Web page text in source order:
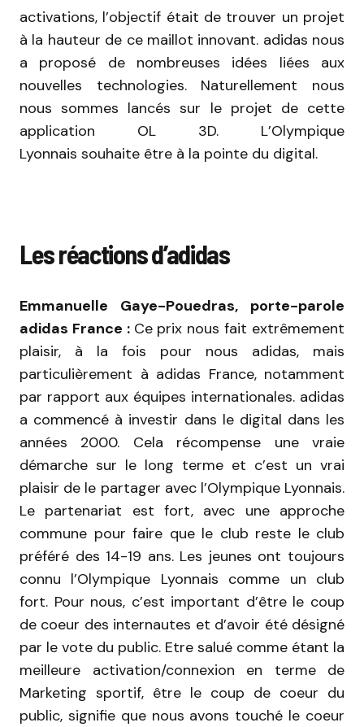
activations, l’objectif était de trouver un projet
à la hauteur de ce maillot innovant. adidas nous
a proposé de nombreuses idées liées aux
nouvelles technologies. Naturellement nous
nous sommes lancés sur le projet de cette
application OL 3D. L’Olympique
Lyonnais souhaite être à la pointe du digital.
Les réactions d’adidas
Emmanuelle Gaye-Pouedras, porte-parole
adidas France : Ce prix nous fait extrêmement
plaisir, à la fois pour nous adidas, mais
particulièrement à adidas France, notamment
par rapport aux équipes internationales. adidas
a commencé à investir dans le digital dans les
années 2000. Cela récompense une vraie
démarche sur le long terme et c’est un vrai
plaisir de le partager avec l’Olympique Lyonnais.
Le partenariat est fort, avec une approche
commune pour faire que le club reste le club
préféré des 14-19 ans. Les jeunes ont toujours
connu l’Olympique Lyonnais comme un club
fort. Pour nous, c’est important d’être le coup
de coeur des internautes et d’avoir été désigné
par le vote du public. Etre salué comme étant la
meilleure activation/connexion en terme de
Marketing sportif, être le coup de coeur du
public, signifie que nous avons touché le coeur